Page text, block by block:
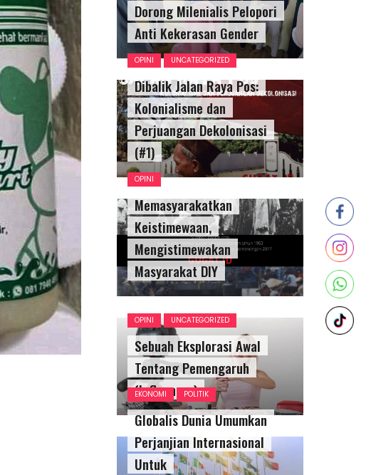
Dorong Milenialis Pelopori
Anti Kekerasan Gender
OPINI UNCATEGORIZED
Dibalik Jalan Raya Pos:
Kolonialisme dan
Perjuangan Dekolonisasi
(#1)
OPINI
Memasyarakatkan
Keistimewaan,
Mengistimewakan
Masyarakat DIY
OPINI UNCATEGORIZED
Sebuah Eksplorasi Awal
Tentang Pemengaruh
(Influencer)
EKONOMI POLITIK
Globalis Dunia Umumkan
Perjanjian Internasional
Untuk